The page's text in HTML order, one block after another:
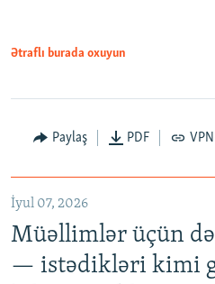
Ətraflı burada oxuyun
Paylaş PDF
İyul 07, 2026
Müəllimlər üçün
— istədikləri kimi